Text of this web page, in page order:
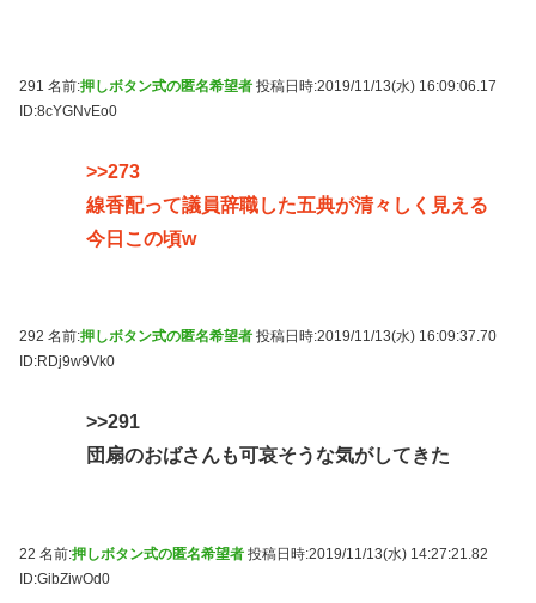
291 名前:押しボタン式の匿名希望者 投稿日時:2019/11/13(水) 16:09:06.17
ID:8cYGNvEo0
>>273
線香配って議員辞職した五典が清々しく見える
今日この頃w
292 名前:押しボタン式の匿名希望者 投稿日時:2019/11/13(水) 16:09:37.70
ID:RDj9w9Vk0
>>291
団扇のおばさんも可哀そうな気がしてきた
22 名前:押しボタン式の匿名希望者 投稿日時:2019/11/13(水) 14:27:21.82
ID:GibZiwOd0